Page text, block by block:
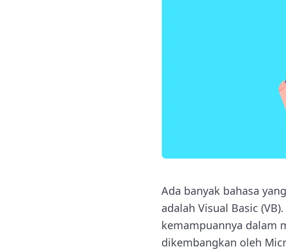
Ada banyak bahasa
adalah Visual Basic
kemampuannya dalam
dikembangkan oleh